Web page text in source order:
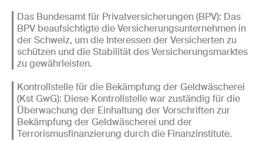
Das Bundesamt für Privatversicherungen (BPV): Das
BPV beaufsichtigte die Versicherungsunternehmen in
der Schweiz, um die Interessen der Versicherten zu
schützen und die Stabilität des Versicherungsmarktes
zu gewährleisten.
Kontrollstelle für die Bekämpfung der Geldwäscherei
(Kst GwG): Diese Kontrollstelle war zuständig für die
Überwachung der Einhaltung der Vorschriften zur
Bekämpfung der Geldwäscherei und der
Terrorismusfinanzierung durch die Finanzinstitute.